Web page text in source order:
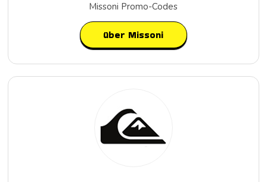
Missoni Promo-Codes
über Missoni